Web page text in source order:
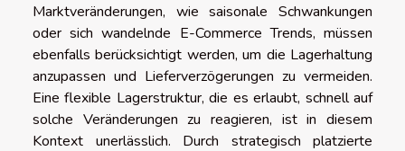
Marktveränderungen, wie saisonale Schwankungen
oder sich wandelnde E-Commerce Trends, müssen
ebenfalls berücksichtigt werden, um die Lagerhaltung
anzupassen und Lieferverzögerungen zu vermeiden.
Eine flexible Lagerstruktur, die es erlaubt, schnell auf
solche Veränderungen zu reagieren, ist in diesem
Kontext unerlässlich. Durch strategisch platzierte